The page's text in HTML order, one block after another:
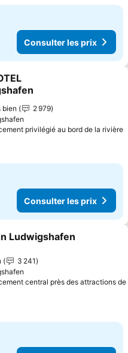
Consulter les prix
à mes favoris
les prix
bien
2 979
privilégié au bord de la rivière
Consulter les prix
à mes favoris
Ludwigshafen
les prix
3 241
central près des attractions de